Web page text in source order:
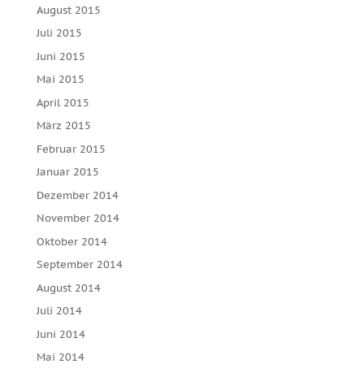
August 2015
Juli 2015
Juni 2015
Mai 2015
April 2015
März 2015
Februar 2015
Januar 2015
Dezember 2014
November 2014
Oktober 2014
September 2014
August 2014
Juli 2014
Juni 2014
Mai 2014